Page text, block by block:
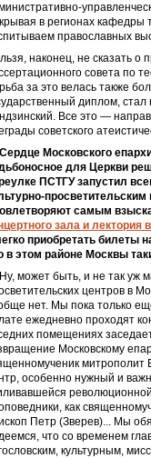
в регионах кафедры
православных
наконец, не сказать о
совета по
за это велась также
диплом,
Все это —
советского
Московского
для Церкви
ПСТГУ запустил
самым
зала и лектория
приобретать билеты
в этом районе Москвы
может быть, и не так уж
центров в
нет. Мы пока только
ежедневно проходят
помещениях
Московскому
митрополит
особенно нужный и
как
Петр (Зверев)... Мы
что со временем
культурным,